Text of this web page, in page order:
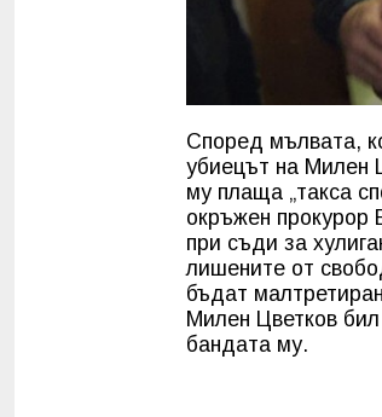
Според мълвата,
убиецът на Милен
му плаща „такса
окръжен
при съди за
лишените от
бъдат
Милен Цветков
бандата му.